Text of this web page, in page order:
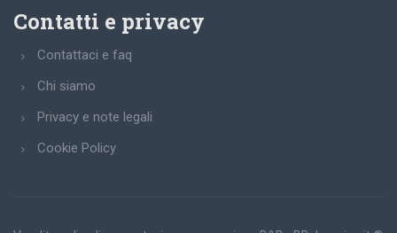
Contatti e privacy
Contattaci e faq
Chi siamo
Privacy e note legali
Cookie Policy